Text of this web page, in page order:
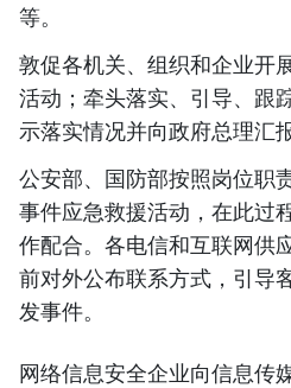
等。
敦促各机关、组织和企业开
活动；牵头落实、引导、跟
示落实情况并向政府总理汇
公安部、国防部按照岗位职
事件应急救援活动，在此过
作配合。各电信和互联网供
前对外公布联系方式，引导
发事件。
网络信息安全企业向信息传